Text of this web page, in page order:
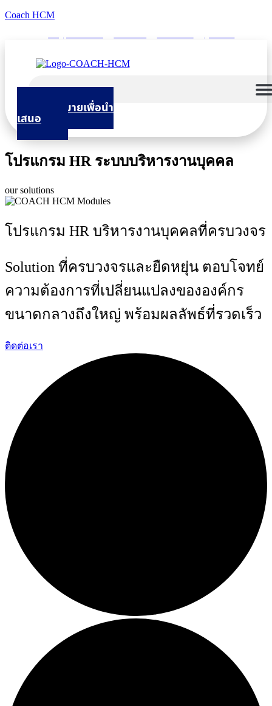
Coach HCM
นัดหมายเพื่อนำ
เสนอ
โปรแกรม HR ระบบบริหารงานบุคคล
our solutions
โปรแกรม HR บริหารงานบุคคลที่ครบวงจร
Solution ที่ครบวงจรและยืดหยุ่น ตอบโจทย์
ความต้องการที่เปลี่ยนแปลงขององค์กร
ขนาดกลางถึงใหญ่ พร้อมผลลัพธ์ที่รวดเร็ว
ติดต่อเรา